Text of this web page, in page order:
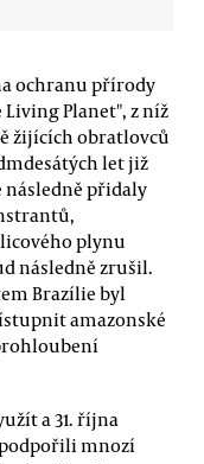
ochranu přírody
Living Planet", z níž
žijících obratlovců
let již
následně přidaly
plynu
následně zrušil.
Brazílie byl
amazonské
a 31. října
mnozí